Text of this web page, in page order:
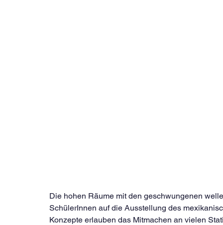
Die hohen Räume mit den geschwungenen
SchülerInnen auf die Ausstellung des
Konzepte erlauben das Mitmachen an vielen